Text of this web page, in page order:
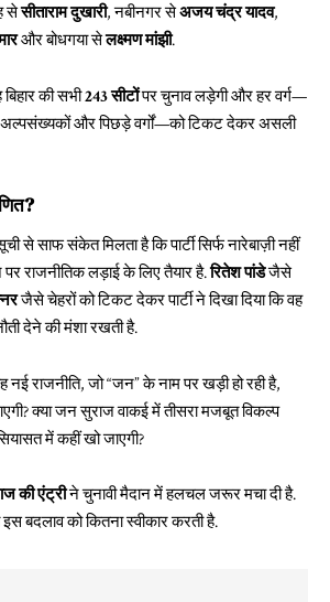
सेसीताराम दुखारी, नबीनगर सेअजय चंद्र यादव,
और बोधगया सेलक्ष्मण मांझी.
बिहार की सभी243सीटोंपर चुनाव लड़ेगी और हर वर्ग—
अल्पसंख्यकों और पिछड़े वर्गों—को टिकट देकर असली
से साफ संकेत मिलता है कि पार्टी सिर्फ नारेबाज़ी नहीं
राजनीतिक लड़ाई के लिए तैयार है.रितेश पांडेजैसे
जैसे चेहरों को टिकट देकर पार्टी ने दिखा दिया कि वह
देने की मंशा रखती है.
नई राजनीति, जो “जन” के नाम पर खड़ी हो रही है,
क्या जन सुराज वाकई में तीसरा मजबूत विकल्प
सियासत में कहीं खो जाएगी?
की एंट्रीने चुनावी मैदान में हलचल जरूर मचा दी है.
बदलाव को कितना स्वीकार करती है.